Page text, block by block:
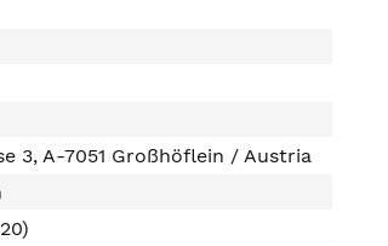
3, A-7051 Großhöflein / Austria